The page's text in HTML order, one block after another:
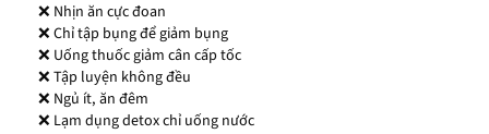
❌ Nhịn ăn cực đoan
❌ Chỉ tập bụng để giảm bụng
❌ Uống thuốc giảm cân cấp tốc
❌ Tập luyện không đều
❌ Ngủ ít, ăn đêm
❌ Lạm dụng detox chỉ uống nước